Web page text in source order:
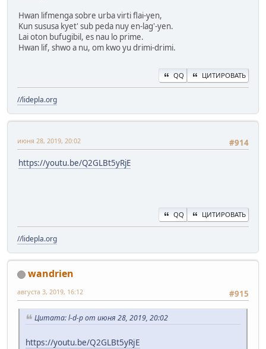
Hwan lifmenga sobre urba virti flai-yen,
Kun sususa kyet' sub peda nuy en-lag'-yen.
Lai oton bufugibil, es nau lo prime.
Hwan lif, shwo a nu, om kwo yu drimi-drimi.
QQ ЦИТИРОВАТЬ
//lidepla.org
#914
июня 28, 2019, 20:02
https://youtu.be/Q2GLBt5yRjE
QQ ЦИТИРОВАТЬ
//lidepla.org
wandrien
#915
августа 3, 2019, 16:12
Цитата: l-d-p от июня 28, 2019, 20:02
https://youtu.be/Q2GLBt5yRjE